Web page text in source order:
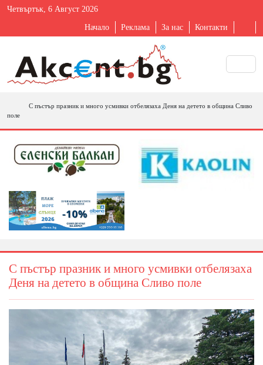
Четвъртък, 6 Август 2026
Начало Реклама За нас Контакти
С пъстър празник и много усмивки отбелязаха Деня на детето в община Сливо
поле
С пъстър празник и много усмивки отбелязаха
Деня на детето в община Сливо поле